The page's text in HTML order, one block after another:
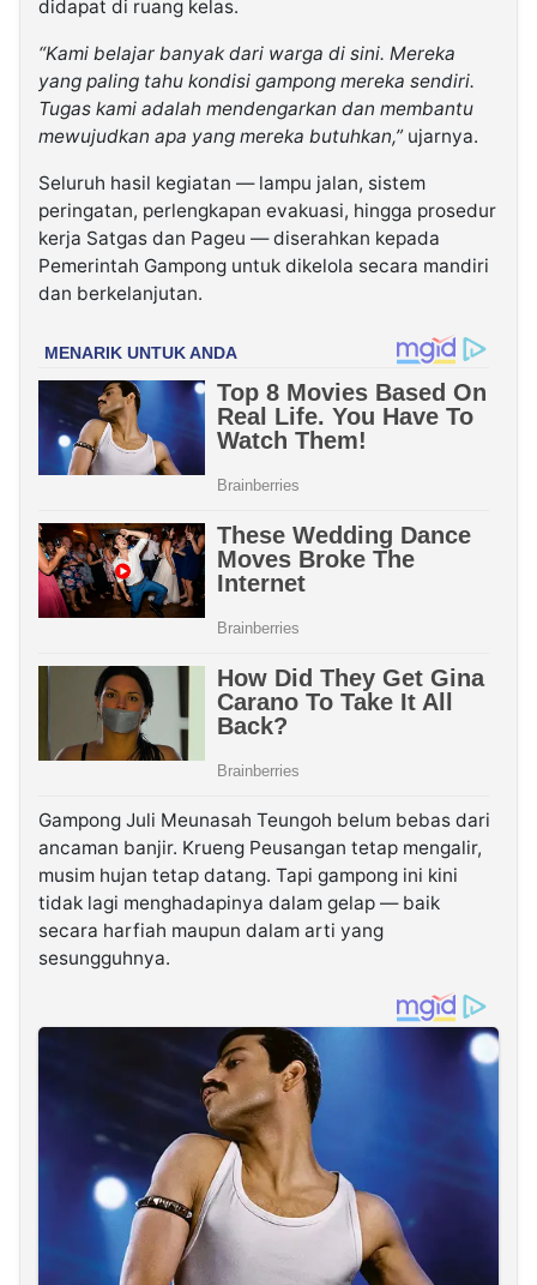
didapat di ruang kelas.
“Kami belajar banyak dari warga di sini. Mereka
yang paling tahu kondisi gampong mereka sendiri.
Tugas kami adalah mendengarkan dan membantu
mewujudkan apa yang mereka butuhkan,”ujarnya.
Seluruh hasil kegiatan — lampu jalan, sistem
peringatan, perlengkapan evakuasi, hingga prosedur
kerja Satgas dan Pageu — diserahkan kepada
Pemerintah Gampong untuk dikelola secara mandiri
dan berkelanjutan.
Gampong Juli Meunasah Teungoh belum bebas dari
ancaman banjir. Krueng Peusangan tetap mengalir,
musim hujan tetap datang. Tapi gampong ini kini
tidak lagi menghadapinya dalam gelap — baik
secara harfiah maupun dalam arti yang
sesungguhnya.